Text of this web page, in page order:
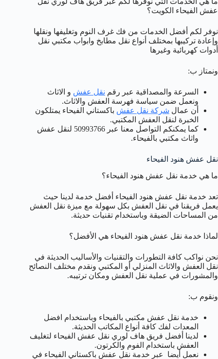
عفش الفيحاء الكويت؟
نوفر لكم أفضل الخدمات من فك غرف النوم وتغليفها ونقلها
وإعادة تركيبها بمختلف أنواع نقل مطابخ وابواب مكتبي نقل
أدوات كهربائية وغيرها
ونمتاز ب:
السرعة والمصداقية عبر رقم نقل عفش و الاثاث
ونعمل ضمن سياسة فهرسة العفش والاثاث.
أن عمال شركة نقل عفش باكستاني الفيحاء يمتلكون
الخبرة لنقل العفش المكتبي.
كما يمكنكم التواصل معنا عبر 50993766 لنقل عفش
واثاث مكتبي بالفيحاء.
نقل عفش هنود الفيحاء
ما هي خدمة نقل عفش هنود الفيحاء؟
تعد خدمة نقل عفش هنود الفيحاء أفضل خدمة لدينا حيث
يعمل فريقنا في نقل العفش بكل سهولة مع ميزة نقل العفش
من المساحات الضيقة وباستخدام تقنيات حديثة.
لماذا خدمة نقل عفش هنود الفيحاء هي الأفضل؟
نحن نواكب كافة التطورات والتقنيات والأساليب الحديثة في
نقل العفش والاثاث المنزلي أو المكتبي ونقدم مختلف النصائح
والمشورات في عملية نقل العفش ومكان ترتيبه.
ونقوم ب:
خدمة نقل عفش مكتبي بالفيحاء وباستخدام افضل
المعدات لفك كافة أنواع المكاتب الحديثة.
لدينا أفضل فريق هاف لوري نقل عفش الفيحاء لتغليف
العفش باستخدام الفوم والكرتون.
نعمل أيضا عبر خدمة نقل عفش باكستاني الفيحاء في